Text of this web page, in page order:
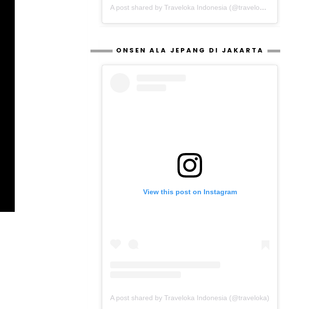
A post shared by Traveloka Indonesia (@traveloka.id)
ONSEN ALA JEPANG DI JAKARTA
View this post on Instagram
A post shared by Traveloka Indonesia (@traveloka)